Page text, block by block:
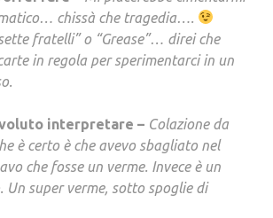
chissà che tragedia….
fratelli” o “Grease”… direi che
in regola per sperimentarci in un
interpretare – Colazione da
è certo è che avevo sbagliato nel
che fosse un verme. Invece è un
Un super verme, sotto spoglie di